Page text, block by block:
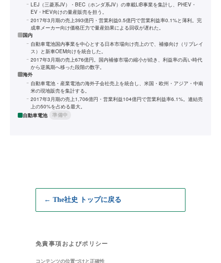
LEJ（三菱系JV）・BEC（ホンダ系JV）の車載LiB事業を集計し、PHEV・
EV・HEV向けの量産販売を担う。
2017年3月期の売上393億円・営業利益0.5億円で営業利益率0.1%と薄利。完
成車メーカー向け価格圧力で量産効果による回収が遅れた。
国内
自動車電池国内事業を中心とする日本市場向け売上ので、補修向け（リプレイ
ス）と新車OEM向けを統合した。
2017年3月期の売上676億円。国内補修市場の縮小が続き、利益率の高い時代
から逆風期へ移った段階の数字。
海外
自動車電池・産業電池の海外子会社売上を統合し、米国・欧州・アジア・中南
米の現地販売を集計する。
2017年3月期の売上1,706億円・営業利益104億円で営業利益率6.1%。連結売
上の50%を占める最大。
自動車電池
準備中
← The社史 トップに戻る
免責事項およびポリシー
コンテンツの位置づけと正確性